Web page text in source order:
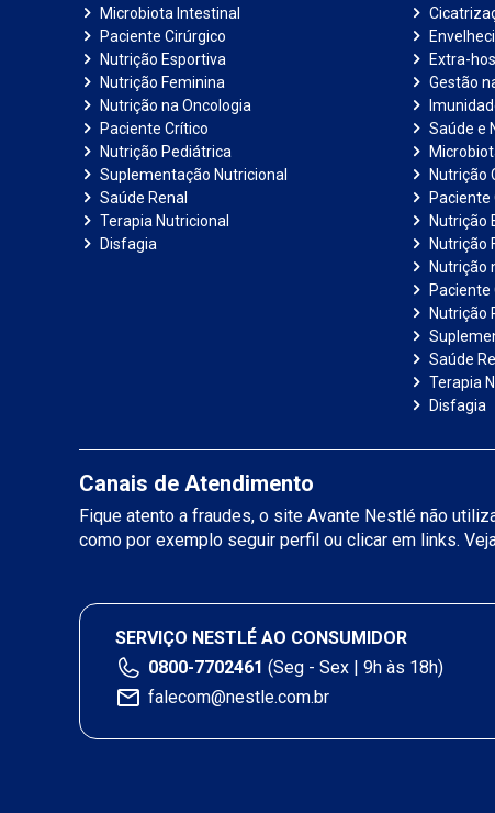
Microbiota Intestinal
Paciente Cirúrgico
Nutrição Esportiva
Nutrição Feminina
Nutrição na Oncologia
Paciente Crítico
Nutrição Pediátrica
Suplementação Nutricional
Saúde Renal
Terapia Nutricional
Disfagia
Extra-
Gestão
Saúde e
Nutrição
Paciente
Nutrição
Nutrição
Nutrição
Paciente
Nutrição
Saúde
Terapia
Disfagia
Canais de Atendimento
Fique atento a fraudes, o site Avante Nestlé não
como por exemplo seguir perfil ou clicar em links.
SERVIÇO NESTLÉ AO CONSUMIDOR
0800-7702461 (Seg - Sex | 9h às 18h)
falecom@nestle.com.br